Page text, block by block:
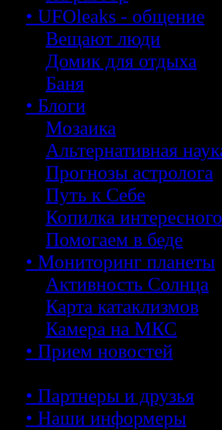
• UFOleaks - общение
Вещают люди
Домик для отдыха
Баня
• Блоги
Мозаика
Альтернативная
Прогнозы астролога
Путь к Себе
Копилка интересного
Помогаем в беде
• Мониторинг планеты
Активность Солнца
Карта катаклизмов
Камера на МКС
• Прием новостей
• Партнеры и друзья
• Наши информеры